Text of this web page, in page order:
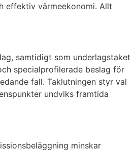
effektiv värmeekonomi. Allt
samtidigt som underlagstaket
specialprofilerade beslag för
fall. Taklutningen styr val
undviks framtida
minskar